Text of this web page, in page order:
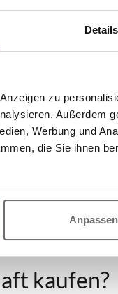
Details
zu
Außerdem
Werbung und
die Sie ihnen
Anpassen
24
bei denen
bei der Arbeit. Er
Arbeiten ohne
Innendurchmesser
Stabilität,
von Gewicht zu
Anbau von Zubehör
Einsatz
kaufen?